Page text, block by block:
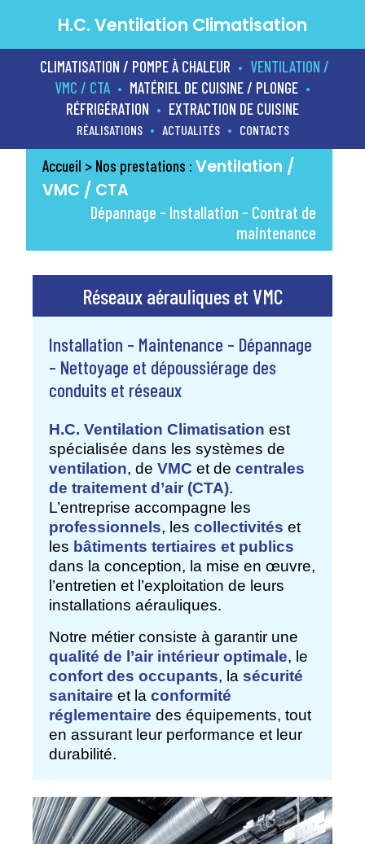
H.C. Ventilation Climatisation
CLIMATISATION / POMPE À CHALEUR • VENTILATION /
VMC / CTA • MATÉRIEL DE CUISINE / PLONGE •
RÉFRIGÉRATION • EXTRACTION DE CUISINE
RÉALISATIONS • ACTUALITÉS • CONTACTS
Accueil > Nos prestations : Ventilation /
VMC / CTA
Dépannage - Installation - Contrat de
maintenance
Réseaux aérauliques et VMC
Installation – Maintenance – Dépannage
– Nettoyage et dépoussiérage des
conduits et réseaux
H.C. Ventilation Climatisation est
spécialisée dans les systèmes de
ventilation, de VMC et de centrales
de traitement d’air (CTA).
L’entreprise accompagne les
professionnels, les collectivités et
les bâtiments tertiaires et publics
dans la conception, la mise en œuvre,
l’entretien et l’exploitation de leurs
installations aérauliques.
Notre métier consiste à garantir une
qualité de l’air intérieur optimale, le
confort des occupants, la sécurité
sanitaire et la conformité
réglementaire des équipements, tout
en assurant leur performance et leur
durabilité.